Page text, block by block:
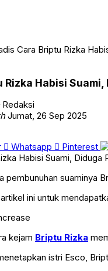
Cara Briptu Rizka
Rizka Habisi
Redaksi
Jumat, 26 Sep 2025
Whatsapp Pinterest
pembunuhan suaminya
ini untuk
kejam Briptu Rizka
istri Esco,